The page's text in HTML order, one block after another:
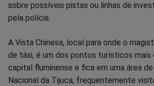
sobre possíveis pistas ou linhas de
pela polícia.
A Vista Chinesa, local para onde o
de táxi, é um dos pontos turísticos mais
capital fluminense e fica em uma área
Nacional da Tijuca, frequentemente